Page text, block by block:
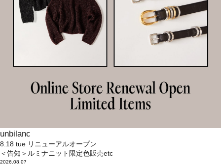
unbilanc
8.18 tue リニューアルオープン
＜告知＞ルミナニット限定色販売etc
2026.08.07